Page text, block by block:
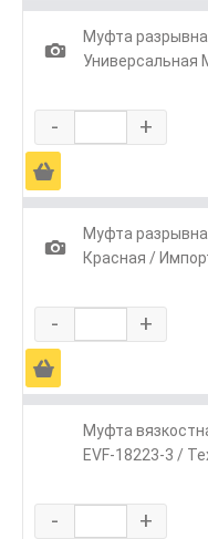
1
Муфта
- +
Ä
1
Муфта
Красная /
- +
Ä
Муфта
EVF-18223-3 /
- +